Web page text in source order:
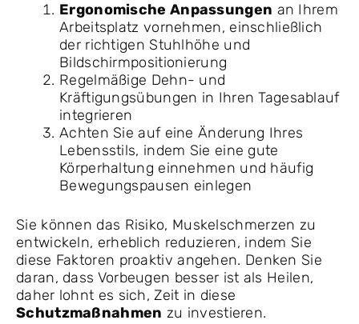
Ergonomische Anpassungen an Ihrem
Arbeitsplatz vornehmen, einschließlich
der richtigen Stuhlhöhe und
Bildschirmpositionierung
Regelmäßige Dehn- und
Kräftigungsübungen in Ihren Tagesablauf
integrieren
Achten Sie auf eine Änderung Ihres
Lebensstils, indem Sie eine gute
Körperhaltung einnehmen und häufig
Bewegungspausen einlegen
Sie können das Risiko, Muskelschmerzen zu
entwickeln, erheblich reduzieren, indem Sie
diese Faktoren proaktiv angehen. Denken Sie
daran, dass Vorbeugen besser ist als Heilen,
daher lohnt es sich, Zeit in diese
Schutzmaßnahmen zu investieren.